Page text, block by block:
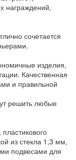
награждений,
сочетается
изделия,
Качественная
и правильной
решить любые
из стекла 1,3 мм,
подвесами для